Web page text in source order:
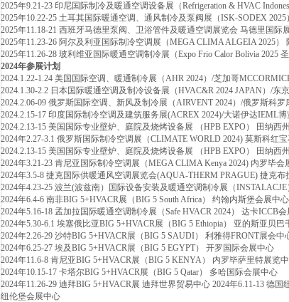
2025年9.21-23 印尼国际制冷及暖通空调设备展（Refrigeration & HVAC
2025年10.22-25 土耳其国际暖通空调、通风制冷及泵阀展（ISK-SODEX
2025年11.18-21 西班牙马德里泵阀、卫浴管件及暖通空调展览会 马德里国际
2025年11.23-26 阿尔及利亚国际制冷空调展（MEGA CLIMA ALGEIA 2025）
2025年11.26-28 玻利维亚国际暖通空调制冷展（Expo Frio Calor Bolivia 2025
2024年参展计划
2024.1.22-1.24 美国国际空调、暖通制冷展（AHR 2024）/芝加哥
2024.1.30-2.2 日本国际暖通空调及制冷设备展（HVAC&R 2024 JAPAN）/东
2024.2.06-09 俄罗斯国际空调、新风及制冷展（AIRVENT 2024）/俄罗斯科
2024.2.15-17 印度国际制冷空调及建筑服务展(ACREX 2024)/大诺伊达IEML
2024.2.13-15 美国国际专业壁炉、庭院及烧烤设备展 （HPB EXPO） 田纳西
2024年2.27-3.1 俄罗斯国际制冷空调展（CLIMATE WORLD 2024) 莫斯科红
2024.2.13-15 美国国际专业壁炉、庭院及烧烤设备展 （HPB EXPO） 田纳西
2024年3.21-23 肯尼亚国际制冷空调展（MEGA CLIMA Kenya 2024) 内罗毕会
2024年3.5-8 捷克国际供暖通风空调展览会(AQUA-THERM PRAGUE) 捷克布
2024年4.23-25 波兰(波兹南）国际设备安装及暖通空调制冷展（
2024年6.4-6 南非BIG 5+HVACR展（BIG 5 South Africa） 约翰内斯堡会展中心
2024年5.16-18 孟加拉国际暖通空调制冷展（Safe HVACR 2024） 达卡ICCB
2024年5.30-6.1 埃塞俄比亚BIG 5+HVACR展（BIG 5 Ethiopia） 亚的斯亚贝巴
2024年2.26-29 沙特BIG 5+HVACR展（BIG 5 SAUDI） 利雅得FRONT展会中
2024年6.25-27 埃及BIG 5+HVACR展（BIG 5 EGYPT） 开罗国际会展中心
2024年11.6-8 肯尼亚BIG 5+HVACR展（BIG 5 KENYA） 内罗毕萨里特展览
2024年10.15-17 卡塔尔BIG 5+HVACR展（BIG 5 Qatar） 多哈国际会展中心
2024年11.26-29 迪拜BIG 5+HVACR展 迪拜世界贸易中心 2024年6.11-13 德国
纽伦堡会展中心